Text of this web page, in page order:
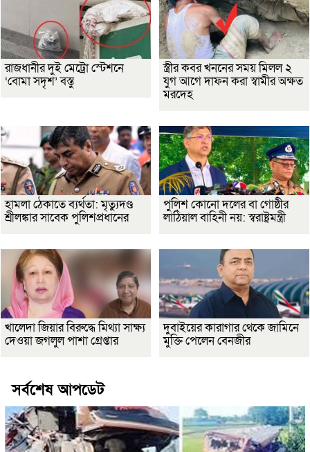
রাজধানীর দুই মেট্রো স্টেশনে
‘বোমা সদৃশ’ বস্তু
স্ত্রীর কবর খননের সময় মিলল ২
যুগ আগে দাফন করা স্বামীর অক্ষত
মরদেহ
হামলা ঠেকাতে ব্যর্থতা: মৃত্যুদণ্ড
শ্রীলঙ্কার সাবেক পুলিশপ্রধানের
পুলিশ কোনো দলের বা গোষ্ঠীর
লাঠিয়াল বাহিনী নয়: স্বরাষ্ট্রমন্ত্রী
খালেদা জিয়ার বিরুদ্ধে মিথ্যা সাক্ষ্য
দেওয়া জগলুল পাশা গ্রেপ্তার
দুবাইয়ের কারাগার থেকে জামিনে
মুক্তি পেলেন বেনজীর
সর্বশেষ আপডেট